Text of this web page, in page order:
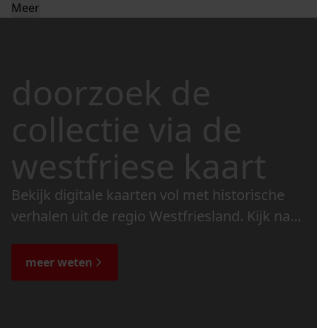
Meer
doorzoek de
collectie via de
westfriese kaart
Bekijk digitale kaarten vol met historische
verhalen uit de regio Westfriesland. Kijk naar
de bijzondere verhalen.
meer weten